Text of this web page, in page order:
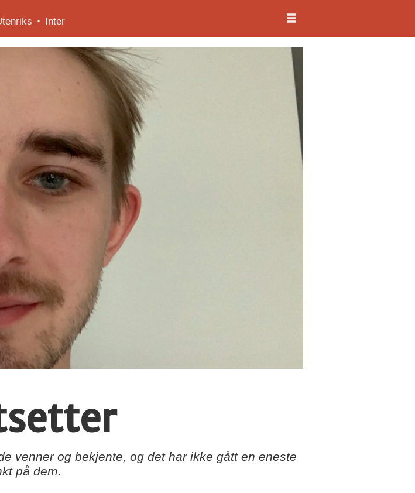
Inter
venner og bekjente, og det har ikke gått en eneste
på dem.